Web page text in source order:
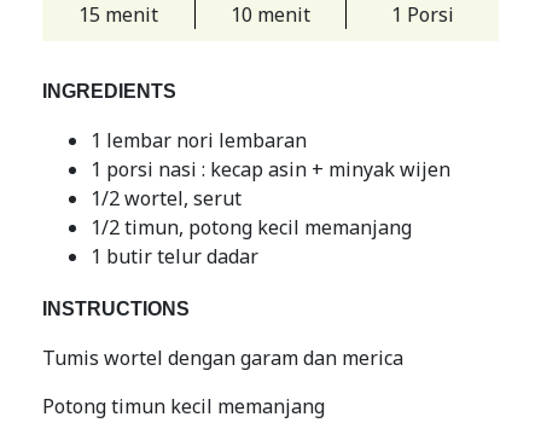
15 menit 10 menit 1 Porsi
INGREDIENTS
1 lembar nori lembaran
1 porsi nasi : kecap asin + minyak wijen
1/2 wortel, serut
1/2 timun, potong kecil memanjang
1 butir telur dadar
INSTRUCTIONS
Tumis wortel dengan garam dan merica
Potong timun kecil memanjang